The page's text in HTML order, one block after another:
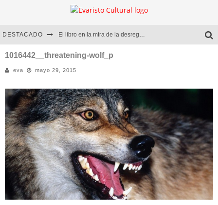
DESTACADO El libro en la mira de la desregulación
Marcelo Rubio | El llovedor
Diego Meret | Hotel Acapulco
Alejandra Correa | La nieve
1016442__threatening-wolf_p
eva mayo 29, 2015